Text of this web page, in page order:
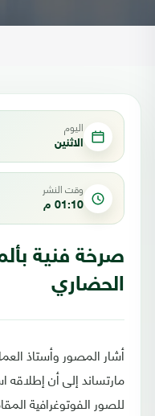
اليوم
الاثنين
وقت النشر
01:10 م
صرخة فنية
الحضاري
أشار المصور وأستاذ
مارتساند إلى أن
للصور الفوتوغرافية